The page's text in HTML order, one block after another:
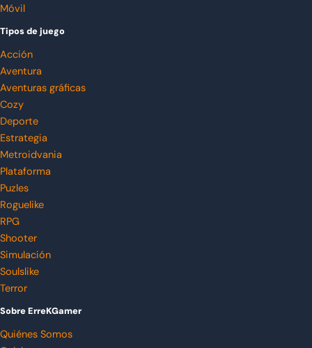
Móvil
Tipos de juego
Acción
Aventura
Aventuras gráficas
Cozy
Deporte
Estrategia
Metroidvania
Plataforma
Puzles
Roguelike
RPG
Shooter
Simulación
Soulslike
Terror
Sobre ErreKGamer
Quiénes Somos